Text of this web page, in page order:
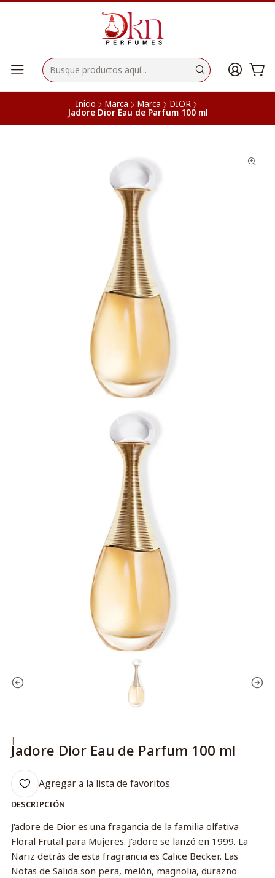
Inicio Marca Marca DIOR
Jadore Dior Eau de Parfum 100 ml
|
Jadore Dior Eau de Parfum 100 ml
Agregar a la lista de favoritos
DESCRIPCIÓN
J'adore de Dior es una fragancia de la familia olfativa
Floral Frutal para Mujeres. J'adore se lanzó en 1999. La
Nariz detrás de esta fragrancia es Calice Becker. Las
Notas de Salida son pera, melón, magnolia, durazno